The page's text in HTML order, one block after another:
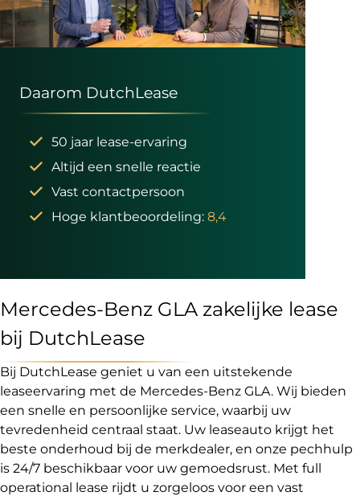
Mercedes-Benz GLA zakelijke lease
bij DutchLease
Bij DutchLease geniet u van een uitstekende
leaseervaring met de Mercedes-Benz GLA. Wij bieden
een snelle en persoonlijke service, waarbij uw
tevredenheid centraal staat. Uw leaseauto krijgt het
beste onderhoud bij de merkdealer, en onze pechhulp
is 24/7 beschikbaar voor uw gemoedsrust. Met full
operational lease rijdt u zorgeloos voor een vast
Daarom DutchLease
50 jaar lease-ervaring
Altijd een snelle reactie
Vast contactpersoon
Hoge klantbeoordeling: 8,4